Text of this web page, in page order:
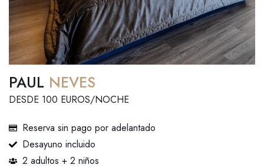
PAUL NEVES
DESDE 100 EUROS/NOCHE
Reserva sin pago por adelantado
Desayuno incluido
2 adultos + 2 niños